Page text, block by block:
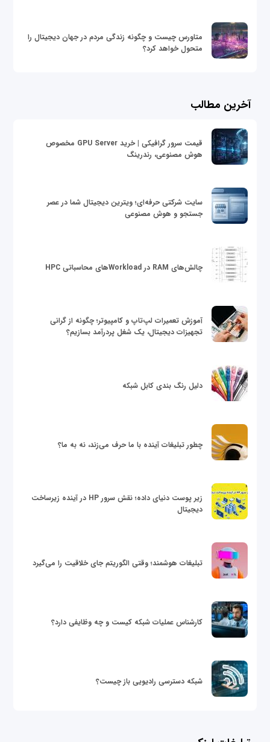
متاورس چیست و چگونه زندگی مردم در جهان دیجیتال را
متحول خواهد کرد؟
آخرین مطالب
قیمت سرور گرافیکی | خرید GPU Server مخصوص
هوش مصنوعی، رندرینگ
سایت شرکتی حرفه‌ای؛ ویترین دیجیتال شما در عصر
جستجو و هوش مصنوعی
چالش‌های RAM در Workloadهای محاسباتی HPC
آموزش تعمیرات لپ‌تاپ و کامپیوتر؛ چگونه از گرانی
تجهیزات دیجیتال، یک شغل پردرآمد بسازیم؟
دلیل رنگ بندی کابل شبکه
چطور تبلیغات آینده با ما حرف می‌زند، نه به ما؟
زیر پوست دنیای داده؛ نقش سرور HP در آینده زیرساخت
دیجیتال
تبلیغات هوشمند؛ وقتی الگوریتم جای خلاقیت را می‌گیرد
کارشناس عملیات شبکه کیست و چه وظایفی دارد؟
شبکه دسترسی رادیویی باز چیست؟